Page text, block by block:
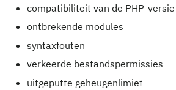
compatibiliteit van de PHP-versie
ontbrekende modules
syntaxfouten
verkeerde bestandspermissies
uitgeputte geheugenlimiet